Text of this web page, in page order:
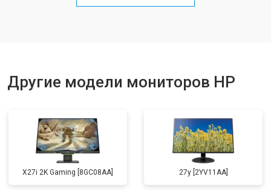
Другие модели мониторов HP
X27i 2K Gaming [8GC08AA] 27y [2YV11AA]